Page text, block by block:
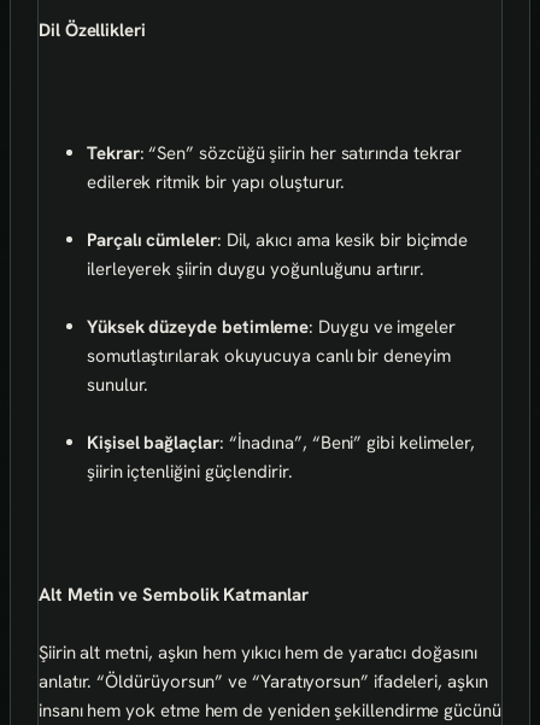
Dil Özellikleri
Tekrar: “Sen” sözcüğü şiirin her satırında tekrar
edilerek ritmik bir yapı oluşturur.
Parçalı cümleler: Dil, akıcı ama kesik bir biçimde
ilerleyerek şiirin duygu yoğunluğunu artırır.
Yüksek düzeyde betimleme: Duygu ve imgeler
somutlaştırılarak okuyucuya canlı bir deneyim
sunulur.
Kişisel bağlaçlar: “İnadına”, “Beni” gibi kelimeler,
şiirin içtenliğini güçlendirir.
Alt Metin ve Sembolik Katmanlar
Şiirin alt metni, aşkın hem yıkıcı hem de yaratıcı doğasını
anlatır. “Öldürüyorsun” ve “Yaratıyorsun” ifadeleri, aşkın
insanı hem yok etme hem de yeniden şekillendirme gücünü